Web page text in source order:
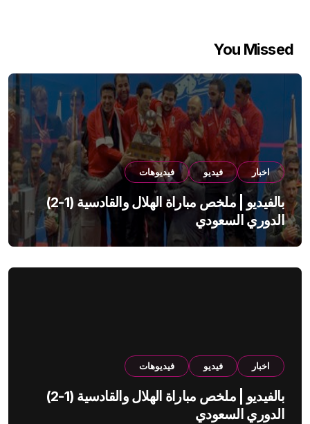
المقالاتYou Missed
اخبار فيديو فيديوهات
بالفيديو | ملخص مباراة الهلال والقادسية (1-2)
الدوري السعودي
اخبار فيديو فيديوهات
بالفيديو | ملخص مباراة الهلال والقادسية (1-2)
الدوري السعودي